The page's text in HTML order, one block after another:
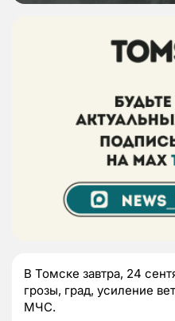
В Томске завтра, 24
грозы, град, усиление
МЧС.